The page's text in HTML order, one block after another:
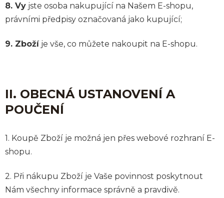
8. Vy jste osoba nakupující na Našem E-shopu,
právními předpisy označovaná jako kupující;
9. Zbožíje vše, co můžete nakoupit na E-shopu.
II. OBECNÁ USTANOVENÍ A
POUČENÍ
1. Koupě Zboží je možná jen přes webové rozhraní E-
shopu.
2. Při nákupu Zboží je Vaše povinnost poskytnout
Nám všechny informace správně a pravdivě.